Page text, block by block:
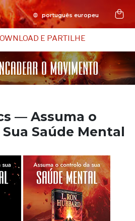
E PARTILHE
— Assuma o
Saúde Mental